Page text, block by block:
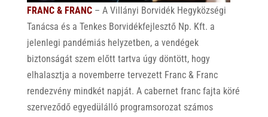
FRANC & FRANC– A Villányi Borvidék Hegyközségi
Tanácsa és a Tenkes Borvidékfejlesztő Np. Kft. a
jelenlegi pandémiás helyzetben, a vendégek
biztonságát szem előtt tartva úgy döntött, hogy
elhalasztja a novemberre tervezett Franc & Franc
rendezvény mindkét napját. A cabernet franc fajta köré
szerveződő egyedülálló programsorozat számos